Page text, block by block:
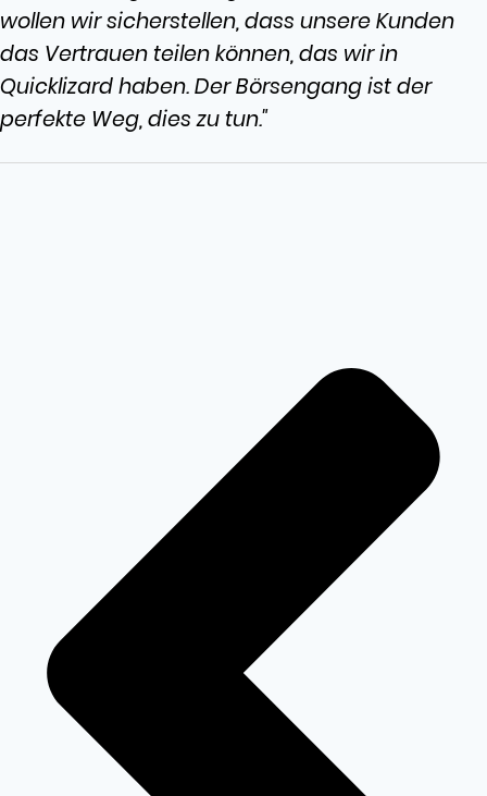
wollen wir sicherstellen, dass unsere Kunden
das Vertrauen teilen können, das wir in
Quicklizard haben. Der Börsengang ist der
perfekte Weg, dies zu tun."